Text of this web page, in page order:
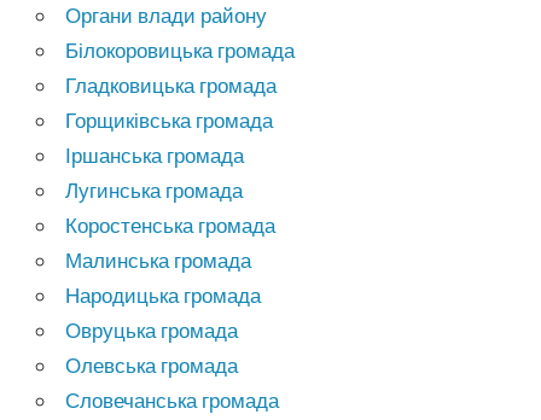
Органи влади району
Білокоровицька громада
Гладковицька громада
Горщиківська громада
Іршанська громада
Лугинська громада
Коростенська громада
Малинська громада
Народицька громада
Овруцька громада
Олевська громада
Словечанська громада